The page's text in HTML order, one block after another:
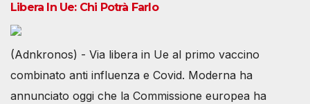
Libera In Ue: Chi Potrà Farlo
(Adnkronos) - Via libera in Ue al primo vaccino
combinato anti influenza e Covid. Moderna ha
annunciato oggi che la Commissione europea ha